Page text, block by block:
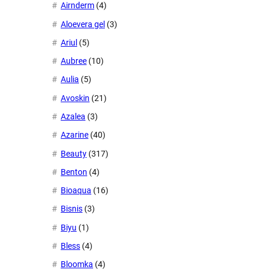
Airnderm (4)
Aloevera gel (3)
Ariul (5)
Aubree (10)
Aulia (5)
Avoskin (21)
Azalea (3)
Azarine (40)
Beauty (317)
Benton (4)
Bioaqua (16)
Bisnis (3)
Biyu (1)
Bless (4)
Bloomka (4)